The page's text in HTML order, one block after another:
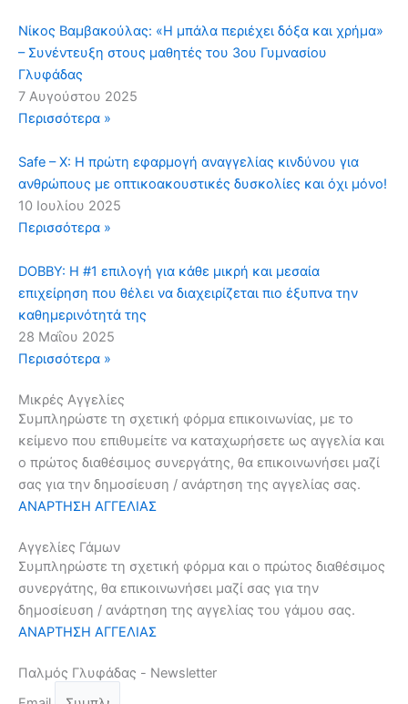
Νίκος Βαμβακούλας: «Η μπάλα περιέχει δόξα και χρήμα»
– Συνέντευξη στους μαθητές του 3ου Γυμνασίου
Γλυφάδας
7 Αυγούστου 2025
Περισσότερα »
Safe – X: Η πρώτη εφαρμογή αναγγελίας κινδύνου για
ανθρώπους με οπτικοακουστικές δυσκολίες και όχι μόνο!
10 Ιουλίου 2025
Περισσότερα »
DOBBY: Η #1 επιλογή για κάθε μικρή και μεσαία
επιχείρηση που θέλει να διαχειρίζεται πιο έξυπνα την
καθημερινότητά της
28 Μαΐου 2025
Περισσότερα »
Μικρές Αγγελίες
Συμπληρώστε τη σχετική φόρμα επικοινωνίας, με το
κείμενο που επιθυμείτε να καταχωρήσετε ως αγγελία και
ο πρώτος διαθέσιμος συνεργάτης, θα επικοινωνήσει μαζί
σας για την δημοσίευση / ανάρτηση της αγγελίας σας.
ΑΝΑΡΤΗΣΗ ΑΓΓΕΛΙΑΣ
Αγγελίες Γάμων
Συμπληρώστε τη σχετική φόρμα και ο πρώτος διαθέσιμος
συνεργάτης, θα επικοινωνήσει μαζί σας για την
δημοσίευση / ανάρτηση της αγγελίας του γάμου σας.
ΑΝΑΡΤΗΣΗ ΑΓΓΕΛΙΑΣ
Παλμός Γλυφάδας - Newsletter